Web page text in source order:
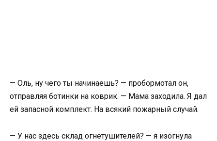
— Оль, ну чего ты начинаешь? — пробормотал он,
отправляя ботинки на коврик. — Мама заходила. Я дал
ей запасной комплект. На всякий пожарный случай.
— У нас здесь склад огнетушителей? — я изогнула